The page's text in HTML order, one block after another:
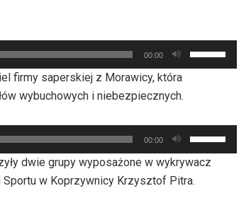
00:00
strzałek
do
dołu
aby
firmy saperskiej z Morawicy, która
wybuchowych i niebezpiecznych.
00:00
strzałek
do
góry
dwie grupy wyposażone w wykrywacz
w Koprzywnicy Krzysztof Pitra.